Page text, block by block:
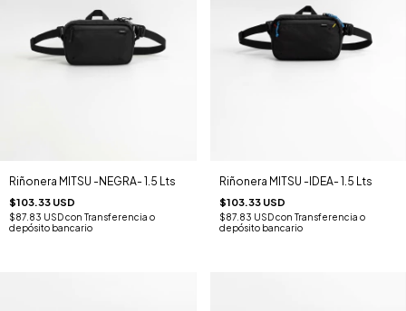
Riñonera MITSU -NEGRA- 1.5 Lts
$103.33 USD
$87.83 USDcon Transferencia o
depósito bancario
Riñonera MITSU -IDEA- 1.5 Lts
$103.33 USD
$87.83 USDcon Transferencia o
depósito bancario